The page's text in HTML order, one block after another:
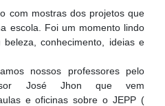
com mostras dos projetos que
escola. Foi um momento lindo
conhecimento, ideias e
nossos professores pelo
José Jhon que vem
e oficinas sobre o JEPP (